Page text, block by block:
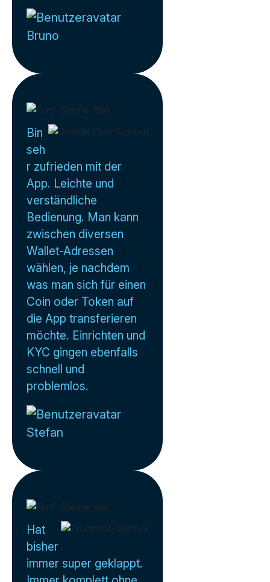
Bruno
Bin
seh
r zufrieden mit der
App. Leichte und
verständliche
Bedienung. Man kann
zwischen diversen
Wallet-Adressen
wählen, je nachdem
was man sich für einen
Coin oder Token auf
die App transferieren
möchte. Einrichten und
KYC gingen ebenfalls
schnell und
problemlos.
Stefan
Hat
bisher
immer super geklappt.